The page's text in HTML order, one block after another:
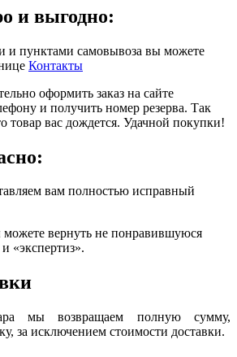
и выгодно:
и пунктами самовывоза вы можете
Контакты
оформить заказ на сайте
и получить номер резерва. Так
товар вас дождется. Удачной покупки!
вам полностью исправный
вернуть не понравившуюся
«экспертиз».
мы возвращаем полную сумму,
за исключением стоимости доставки.